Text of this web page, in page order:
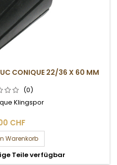
CONIQUE 22/36 X 60 MM
(0)
Klingspor
CHF
Warenkorb
Teile verfügbar